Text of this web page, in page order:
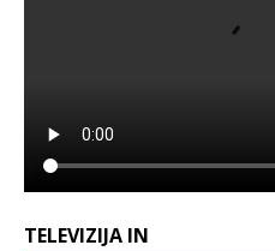
TELEVIZIJA IN